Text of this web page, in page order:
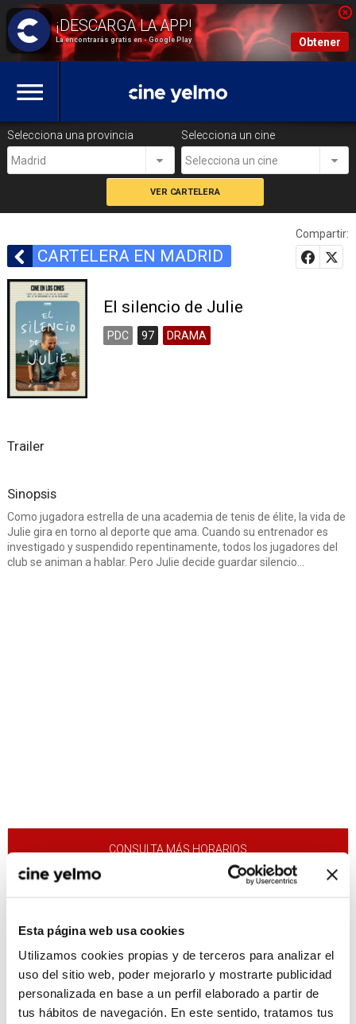
La encontrarás gratis en - Google Play Obtener
Esta página web usa cookies
Utilizamos cookies propias y de terceros para analizar el
uso del sitio web, poder mejorarlo y mostrarte publicidad
personalizada en base a un perfil elaborado a partir de
tus hábitos de navegación. En este sentido, tratamos tus
Selecciona una provincia
Madrid
Selecciona un cine
Selecciona un cine
CARTELERA EN MADRID
Compartir:
El silencio de Julie
PDC 97 DRAMA
Trailer
Sinopsis
Como jugadora estrella de una academia de tenis de élite, la vida de
Julie gira en torno al deporte que ama. Cuando su entrenador es
investigado y suspendido repentinamente, todos los jugadores del
club se animan a hablar. Pero Julie decide guardar silencio...
CONSULTA MÁS HORARIOS
:(
No hay películas con el
criterio de búsqueda
seleccionado.